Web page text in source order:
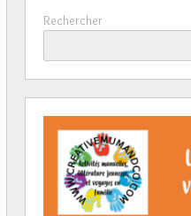
Rechercher